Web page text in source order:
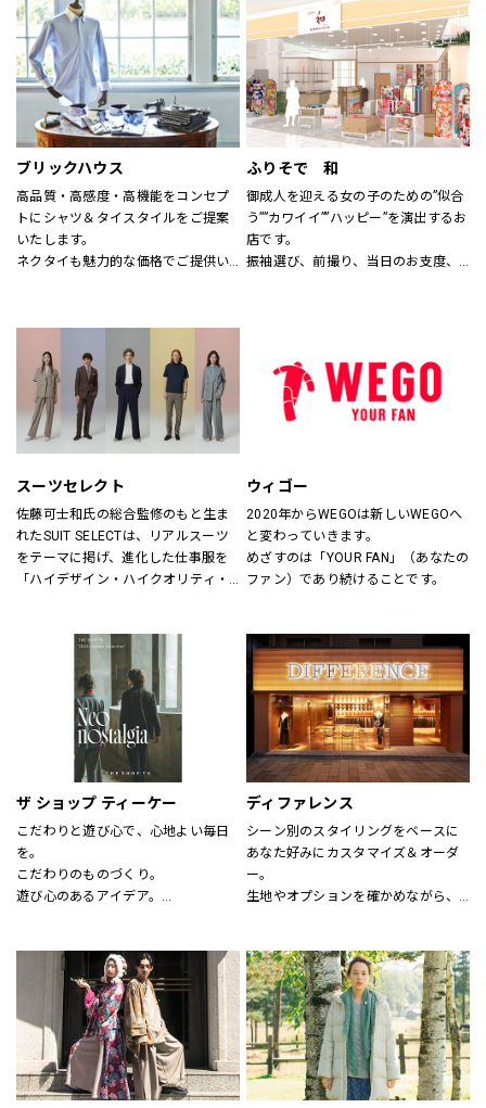
れている「アーノルド パーマー」で
す。
※イーアスつくば店ではキッズの取
扱いはございません。
あなたの大切な人と、もっと笑顔に
なれる服を。
心地よさや好感を大切にした
“Good Feeling Wear”で
そんなつながりを、笑顔を、つくり
続けます。
ともに生きよう
ブリックハウス
高品質・高感度・高機能をコンセプ
トにシャツ＆タイスタイルをご提案
いたします。
ネクタイも魅力的な価格でご提供い
いたします。
スタッフにお気軽にお声かけくださ
い。
ふりそで 和
御成人を迎える女の子のための”似合
う””カワイイ””ハッピー”を演出するお
店です。
振袖選び、前撮り、当日のお支度、
あなただけのオンリーワンをお手伝
いします。
スーツセレクト
佐藤可士和氏の総合監修のもと生ま
れたSUIT SELECTは、リアルスーツ
をテーマに掲げ、進化した仕事服を
「ハイデザイン・ハイクオリティ・
しいビジネスユースな仕事服として
提案しています。
“選ぶ・着る・楽しむ”をテーマに
「合理的に選ぶ事」「楽しく選ぶ
事」その両者がまったく矛盾しない
事を証明する、スーツの新しい買い
方そのものをデザインしたショップ
です。
ウィゴー
2020年からWEGOは新しいWEGOへ
と変わっていきます。
めざすのは「YOUR FAN」（あなたの
ファン）であり続けることです。
ザ ショップ ティーケー
こだわりと遊び心で、心地よい毎日
を。
こだわりのものづくり。
遊び心のあるアイデア。
THE SHOP TKは、心地よい毎日をデ
ザインします。
ディファレンス
シーン別のスタイリングをベースに
あなた好みにカスタマイズ＆オーダ
ー。
生地やオプションを確かめながら、